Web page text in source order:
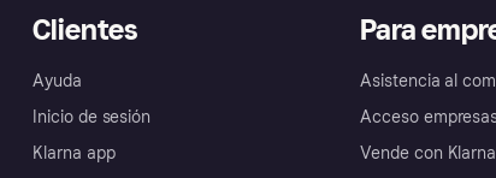
Clientes
Ayuda
Inicio de sesión
Klarna app
Para
Asistencia al
Acceso
Vende con Klarna